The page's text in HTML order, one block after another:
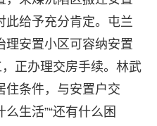
此给予充分肯定。屯兰
理安置小区可容纳安置
正办理交房手续。林武
住条件，与安置户交
么生活”“还有什么困